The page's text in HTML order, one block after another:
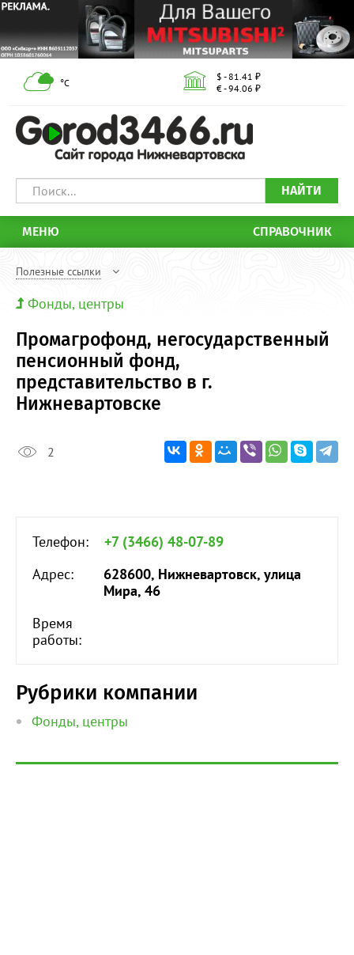
°С
$ - 81.41 ₽
€ - 94.06 ₽
НАЙТИ
МЕНЮ СПРАВОЧНИК
Полезные ссылки
Фонды, центры
Промагрофонд, негосударственный
пенсионный фонд,
представительство в г.
Нижневартовске
2
Телефон:
+7 (3466) 48-07-89
Адрес:
628600, Нижневартовск, улица
Мира, 46
Время
работы:
Рубрики компании
Фонды, центры